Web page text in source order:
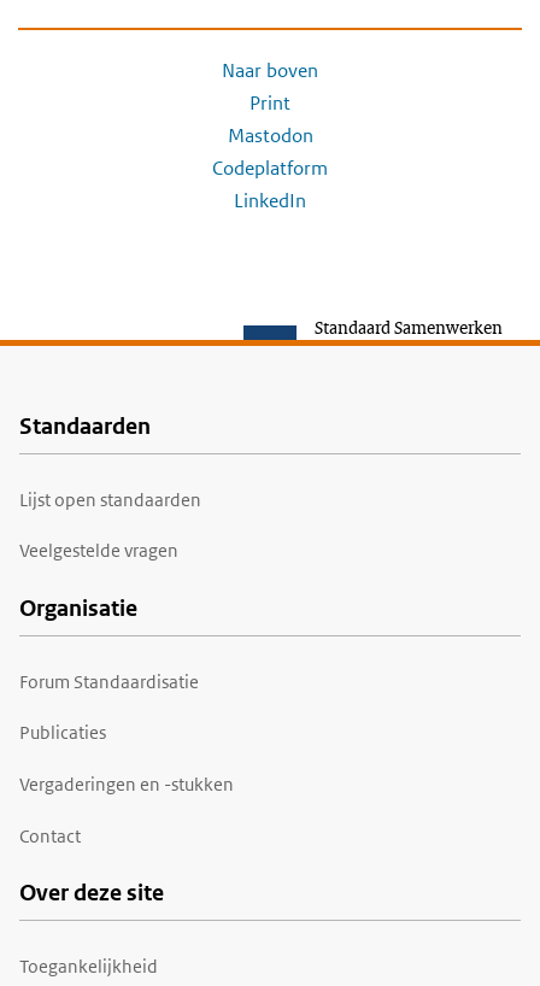
Naar boven
Print
Mastodon
Codeplatform
LinkedIn
Standaard Samenwerken
Voet
Standaarden
Lijst open standaarden
Veelgestelde vragen
Organisatie
Forum Standaardisatie
Publicaties
Vergaderingen en -stukken
Contact
Over deze site
Toegankelijkheid